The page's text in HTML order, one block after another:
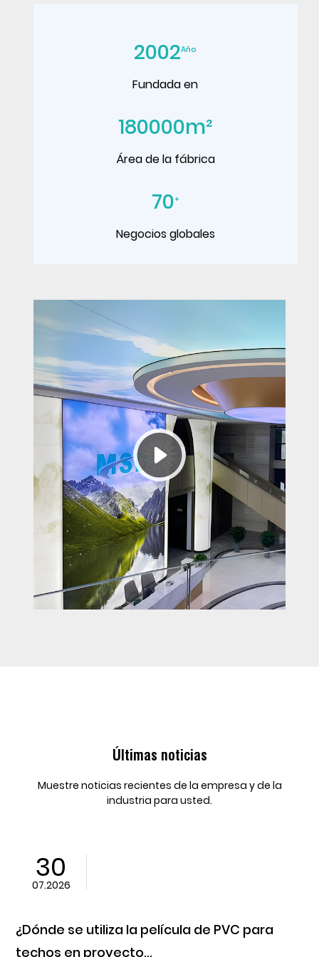
2002Año
Fundada en
180000m²
Área de la fábrica
70+
Negocios globales
Últimas noticias
Muestre noticias recientes de la empresa y de la
industria para usted.
la película de PVC para
¿Qué